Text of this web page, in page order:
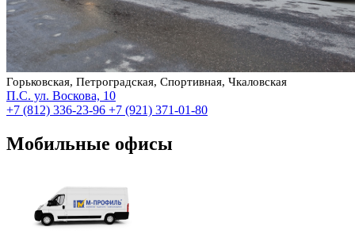
Горьковская, Петроградская, Спортивная, Чкаловская
П.С. ул. Воскова, 10
+7 (812) 336-23-96 +7 (921) 371-01-80
Мобильные офисы